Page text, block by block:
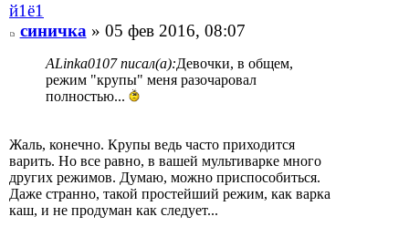
й1ё1
синичка» 05 фев 2016, 08:07
ALinka0107 писал(а):Девочки, в общем,
режим "крупы" меня разочаровал
полностью...
Жаль, конечно. Крупы ведь часто приходится
варить. Но все равно, в вашей мультиварке много
других режимов. Думаю, можно приспособиться.
Даже странно, такой простейший режим, как варка
каш, и не продуман как следует...